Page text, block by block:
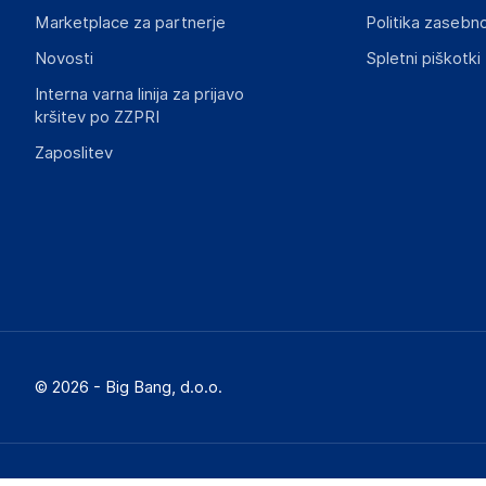
Marketplace za partnerje
Novosti
Interna varna linija za prijavo
kršitev po ZZPRI
Zaposlitev
Politika
Spletni piškotki
© 2026 - Big Bang, d.o.o.